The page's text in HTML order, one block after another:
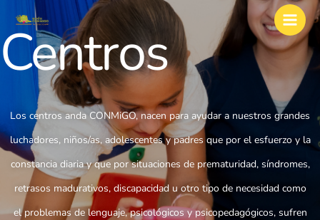
contenido
Main
Centros
Los centros anda CONMiGO, nacen para ayudar a nuestros grandes
luchadores, niños/as, adolescentes y padres que por el esfuerzo y la
constancia diaria y que por situaciones de prematuridad, síndromes,
retrasos madurativos, discapacidad u otro tipo de necesidad como
el problemas de lenguaje, psicológicos y psicopedagógicos, sufren